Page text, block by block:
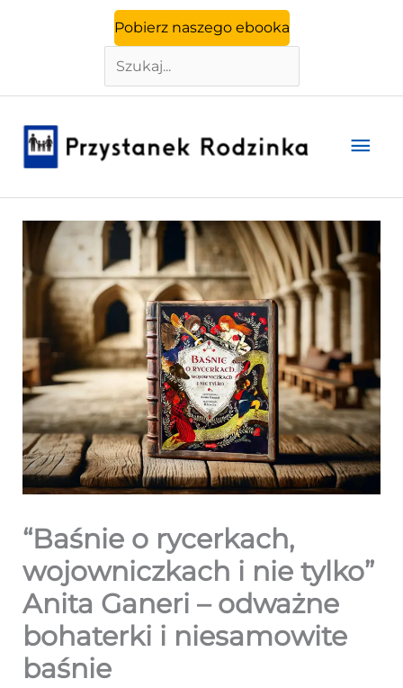
Pobierz naszego ebooka
Szukaj
“Baśnie o rycerkach,
wojowniczkach i nie tylko”
Anita Ganeri – odważne
bohaterki i niesamowite
baśnie